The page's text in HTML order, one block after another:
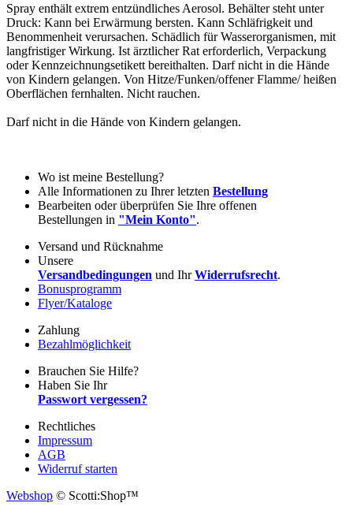
Spray enthält extrem entzündliches Aerosol. Behälter steht unter
Druck: Kann bei Erwärmung bersten. Kann Schläfrigkeit und
Benommenheit verursachen. Schädlich für Wasserorganismen, mit
langfristiger Wirkung. Ist ärztlicher Rat erforderlich, Verpackung
oder Kennzeichnungsetikett bereithalten. Darf nicht in die Hände
von Kindern gelangen. Von Hitze/Funken/offener Flamme/ heißen
Oberflächen fernhalten. Nicht rauchen.
Darf nicht in die Hände von Kindern gelangen.
Wo ist meine Bestellung?
Alle Informationen zu Ihrer letzten Bestellung
Bearbeiten oder überprüfen Sie Ihre offenen
Bestellungen in "Mein Konto".
Versand und Rücknahme
Unsere
Versandbedingungen und IhrWiderrufsrecht.
Bonusprogramm
Flyer/Kataloge
Zahlung
Bezahlmöglichkeit
Brauchen Sie Hilfe?
Haben Sie Ihr
Passwort vergessen?
Rechtliches
Impressum
AGB
Widerruf starten
Webshop © Scotti:Shop™